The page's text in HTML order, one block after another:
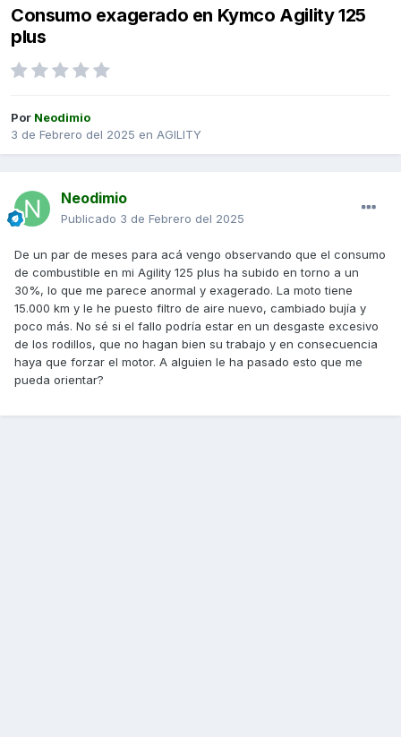
Consumo exagerado en Kymco Agility 125
plus
Por Neodimio
3 de Febrero del 2025 en AGILITY
Neodimio
Publicado 3 de Febrero del 2025
De un par de meses para acá vengo observando que el consumo
de combustible en mi Agility 125 plus ha subido en torno a un
30%, lo que me parece anormal y exagerado. La moto tiene
15.000 km y le he puesto filtro de aire nuevo, cambiado bujía y
poco más. No sé si el fallo podría estar en un desgaste excesivo
de los rodillos, que no hagan bien su trabajo y en consecuencia
haya que forzar el motor. A alguien le ha pasado esto que me
pueda orientar?